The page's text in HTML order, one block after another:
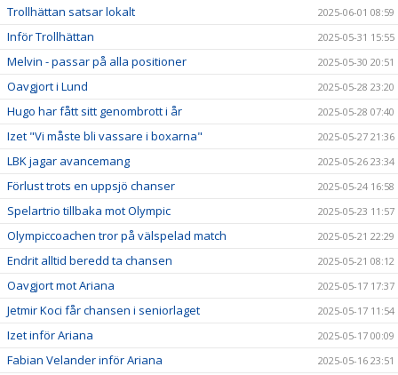
Trollhättan satsar lokalt 2025-06-01 08:59
Inför Trollhättan 2025-05-31 15:55
Melvin - passar på alla positioner 2025-05-30 20:51
Oavgjort i Lund 2025-05-28 23:20
Hugo har fått sitt genombrott i år 2025-05-28 07:40
Izet "Vi måste bli vassare i boxarna" 2025-05-27 21:36
LBK jagar avancemang 2025-05-26 23:34
Förlust trots en uppsjö chanser 2025-05-24 16:58
Spelartrio tillbaka mot Olympic 2025-05-23 11:57
Olympiccoachen tror på välspelad match 2025-05-21 22:29
Endrit alltid beredd ta chansen 2025-05-21 08:12
Oavgjort mot Ariana 2025-05-17 17:37
Jetmir Koci får chansen i seniorlaget 2025-05-17 11:54
Izet inför Ariana 2025-05-17 00:09
Fabian Velander inför Ariana 2025-05-16 23:51